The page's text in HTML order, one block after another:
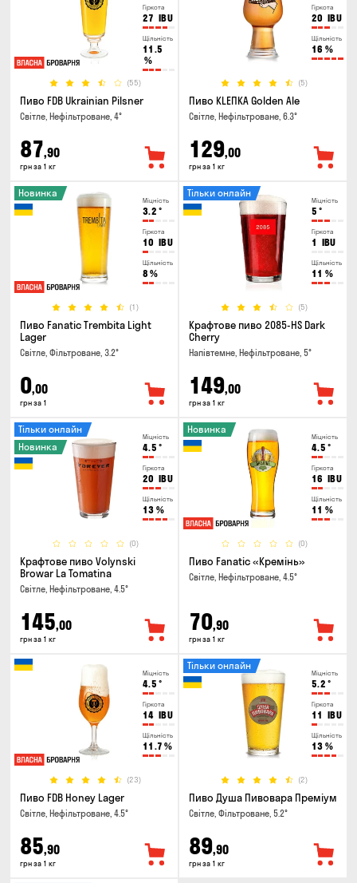
Гіркота
27 IBU
Щільність
11.5
%
(55)
Пиво FDB Ukrainian Pilsner
Світле, Нефільтроване, 4°
87,90
грн за 1 кг
Гіркота
20 IBU
Щільність
16 %
(5)
Пиво KLEПКА Golden Ale
Світле, Нефільтроване, 6.3°
129,00
грн за 1 кг
Міцність
3.2 °
Гіркота
10 IBU
Щільність
8 %
(1)
Новинка
Пиво Fanatic Trembita Light
Lager
Світле, Фільтроване, 3.2°
0,00
грн за 1
Міцність
5 °
Гіркота
1 IBU
Щільність
11 %
(5)
Тільки онлайн
Крафтове пиво 2085-HS Dark
Cherry
Напівтемне, Нефільтроване, 5°
149,00
грн за 1 кг
Міцність
4.5 °
Гіркота
20 IBU
Щільність
13 %
(0)
Тільки онлайн
Новинка
Крафтове пиво Volynski
Browar La Tomatina
Світле, Нефільтроване, 4.5°
145,00
грн за 1 кг
Міцність
4.5 °
Гіркота
16 IBU
Щільність
11 %
(0)
Новинка
Пиво Fanatic «Кремінь»
Світле, Нефільтроване, 4.5°
70,90
грн за 1 кг
Міцність
4.5 °
Гіркота
14 IBU
Щільність
11.7 %
(23)
Пиво FDB Honey Lager
Світле, Нефільтроване, 4.5°
85,90
грн за 1 кг
Міцність
5.2 °
Гіркота
11 IBU
Щільність
13 %
(2)
Тільки онлайн
Пиво Душа Пивовара Преміум
Світле, Фільтроване, 5.2°
89,90
грн за 1 кг